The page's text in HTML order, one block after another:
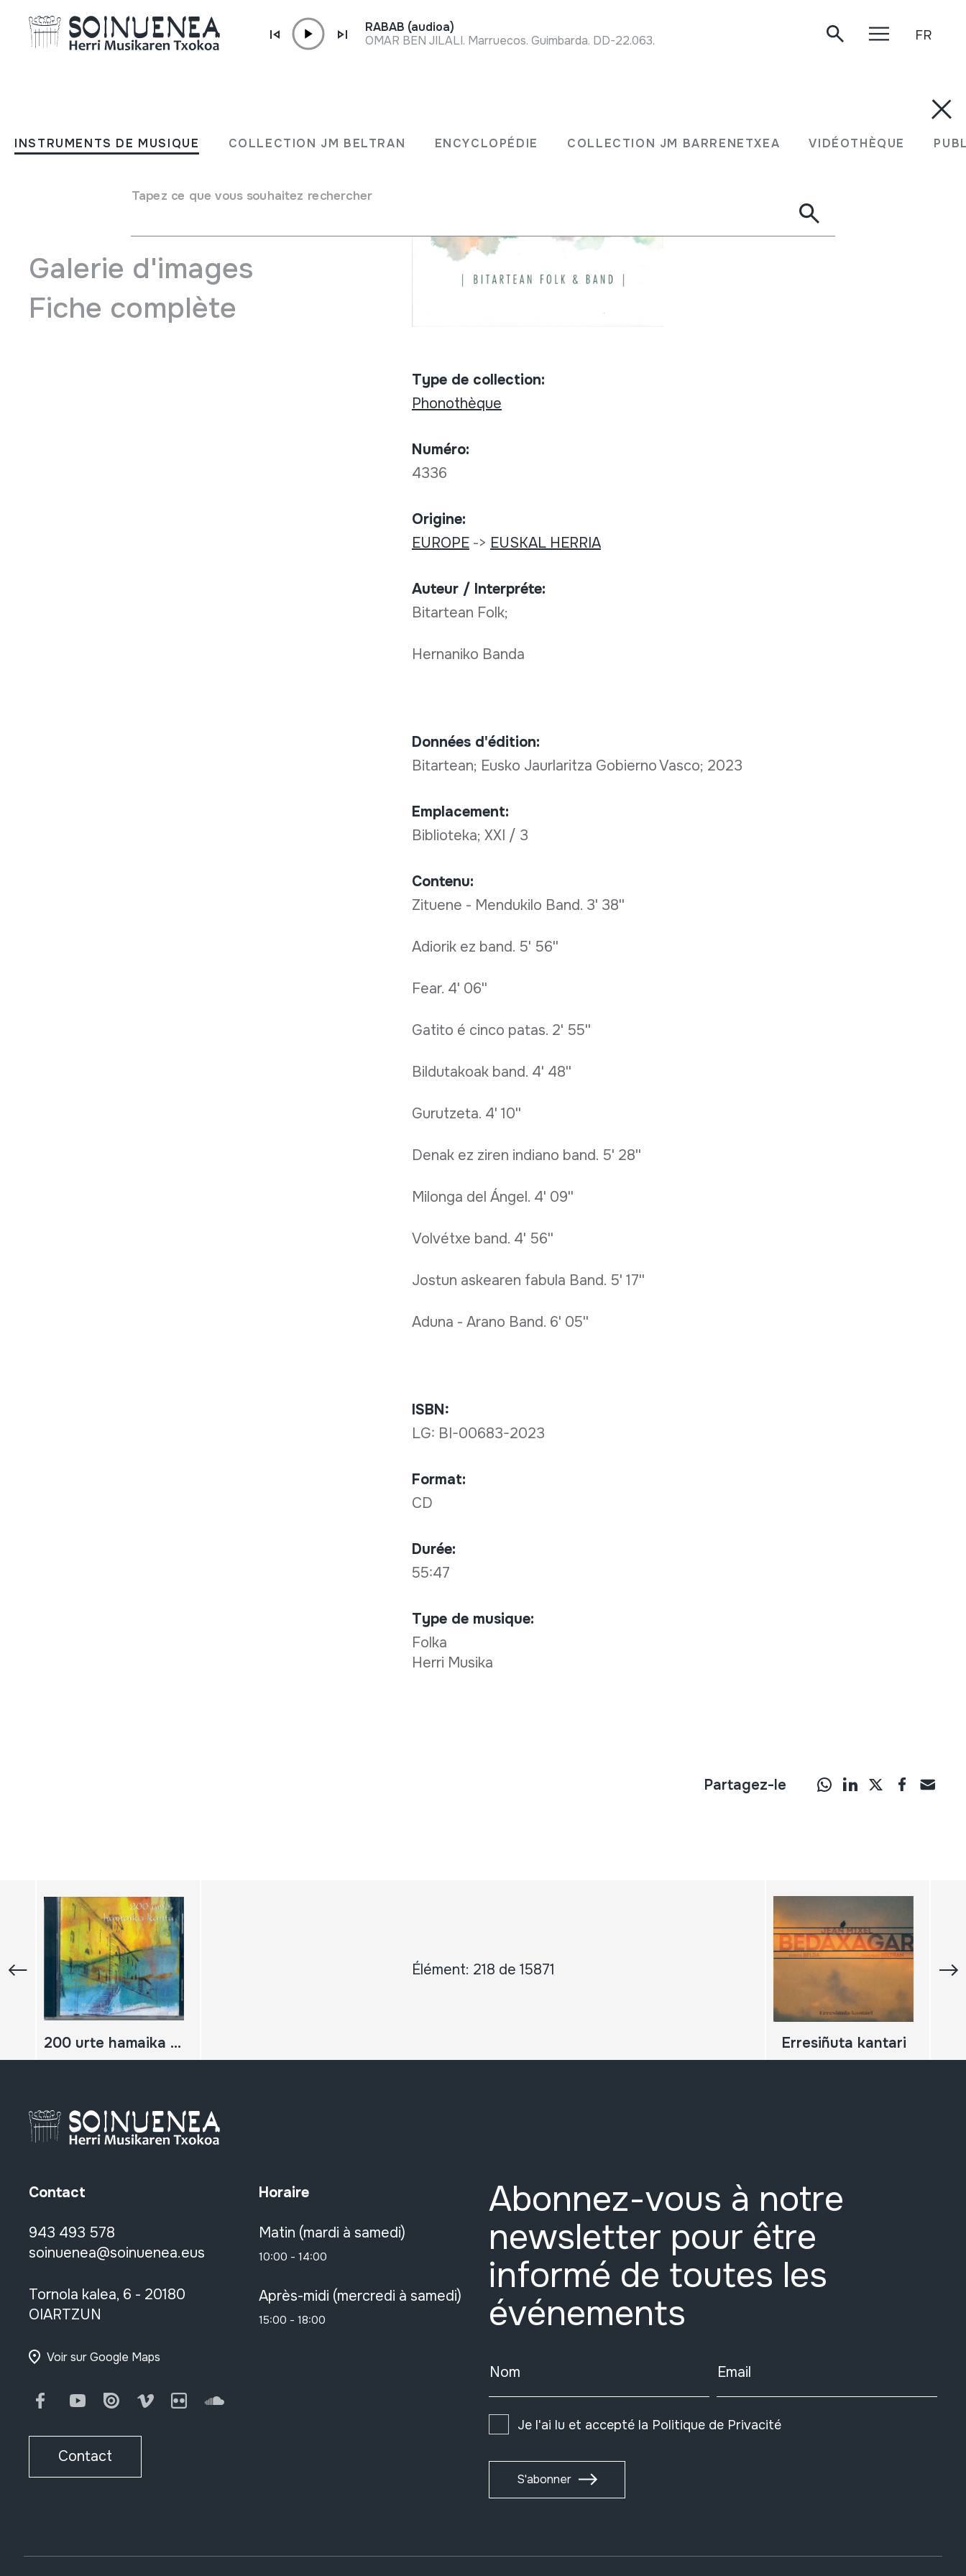
INSTRUMENTS DE MUSIQUE COLLECTION JM BELTRAN ENCYCLOPÉDIE COLLECTION JM BARRENETXEA VIDÉOTHÈQUE
Tapez ce que vous souhaitez rechercher
RABAB (audioa)
OMAR BEN JILALI. Marruecos. Guimbarda. DD-22.063.
FR
Bitartean Folk & Band
Phonothèque
Galerie d'images
Fiche complète
Type de collection:
Phonothèque
Numéro:
4336
Origine:
EUROPE-> EUSKAL HERRIA
Auteur / Interpréte:
Bitartean Folk;
Hernaniko Banda
Données d'édition:
Bitartean; Eusko Jaurlaritza Gobierno Vasco; 2023
Emplacement:
Biblioteka; XXI / 3
Contenu:
Zituene - Mendukilo Band. 3' 38''
Adiorik ez band. 5' 56''
Fear. 4' 06''
Gatito é cinco patas. 2' 55''
Bildutakoak band. 4' 48''
Gurutzeta. 4' 10''
Denak ez ziren indiano band. 5' 28''
Milonga del Ángel. 4' 09''
Volvétxe band. 4' 56''
Jostun askearen fabula Band. 5' 17''
Aduna - Arano Band. 6' 05''
ISBN:
LG: BI-00683-2023
Format:
CD
Durée:
55:47
Type de musique:
Folka
Herri Musika
Partagez-le
Élément: 218 de 15871
200 urte hamaika kantu Erresiñuta kantari
Contact
943 493 578
soinuenea@soinuenea.eus
Tornola kalea, 6 - 20180
OIARTZUN
Voir sur Google Maps
FacebookYoutubeIssuu Vimeo FlickrSoundCloud
Contact
Horaire
Matin (mardi à samedi)
10:00 - 14:00
Après-midi (mercredi à samedi)
15:00 - 18:00
Abonnez-vous à notre
newsletter pour être
informé de toutes les
événements
Nom Email
Je l'ai lu et accepté la Politique de Privacité
S'abonner